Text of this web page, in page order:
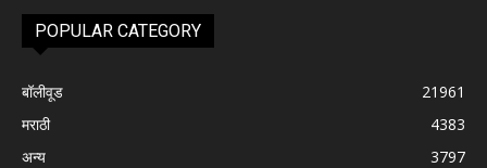
POPULAR CATEGORY
बॉलीवूड
21961
मराठी
4383
अन्य
3797